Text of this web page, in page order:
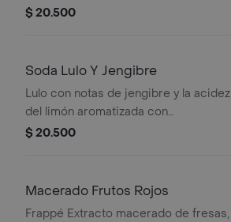
hierbabuena.
$ 20.500
Soda Lulo Y Jengibre
Lulo con notas de jengibre y la acidez
del limón aromatizada con
hierbabuena.
$ 20.500
Macerado Frutos Rojos
Frappé Extracto macerado de fresas,